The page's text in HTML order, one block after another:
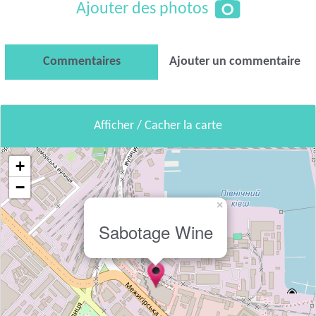
Ajouter des photos
Commentaires Ajouter un commentaire
Afficher / Cacher la carte
Sabotage Wine
×
+
−